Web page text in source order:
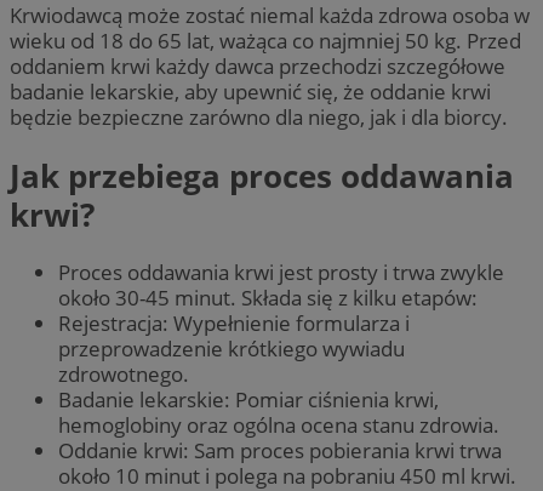
Krwiodawcą może zostać niemal każda zdrowa osoba w
wieku od 18 do 65 lat, ważąca co najmniej 50 kg. Przed
oddaniem krwi każdy dawca przechodzi szczegółowe
badanie lekarskie, aby upewnić się, że oddanie krwi
będzie bezpieczne zarówno dla niego, jak i dla biorcy.
Jak przebiega proces oddawania
krwi?
Proces oddawania krwi jest prosty i trwa zwykle
około 30-45 minut. Składa się z kilku etapów:
Rejestracja: Wypełnienie formularza i
przeprowadzenie krótkiego wywiadu
zdrowotnego.
Badanie lekarskie: Pomiar ciśnienia krwi,
hemoglobiny oraz ogólna ocena stanu zdrowia.
Oddanie krwi: Sam proces pobierania krwi trwa
około 10 minut i polega na pobraniu 450 ml krwi.